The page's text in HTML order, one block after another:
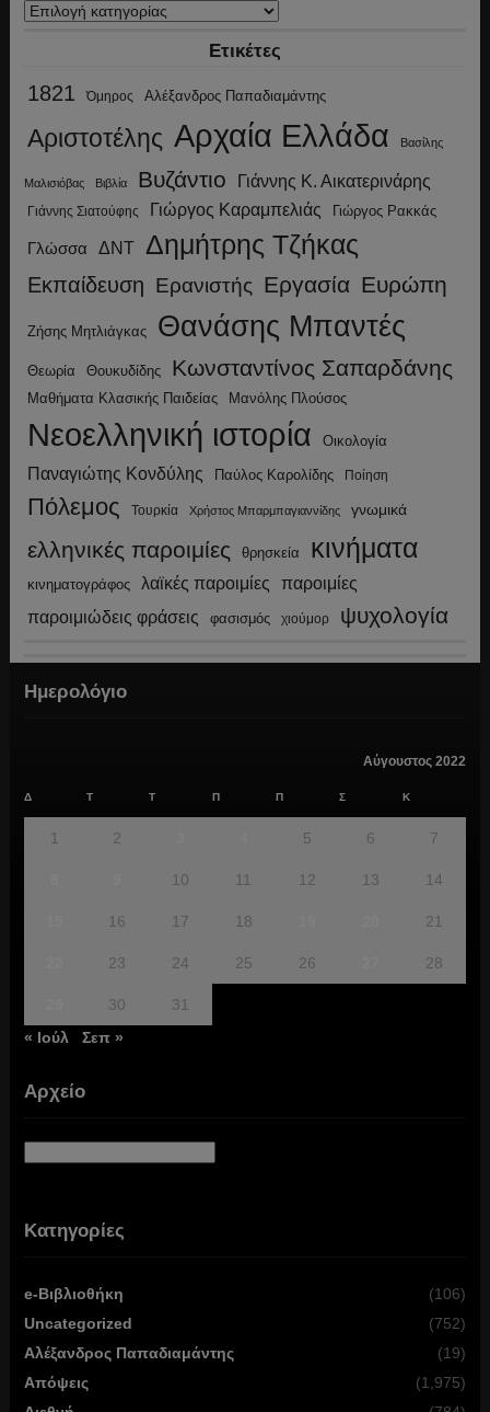
Κατηγορίες
Ετικέτες
1821 Όμηρος Αλέξανδρος Παπαδιαμάντης
Αριστοτέλης Αρχαία Ελλάδα Βασίλης
Μαλισιόβας Βιβλία Βυζάντιο Γιάννης Κ. Αικατερινάρης
Γιάννης Σιατούφης Γιώργος Καραμπελιάς Γιώργος Ρακκάς
Γλώσσα ΔΝΤ Δημήτρης Τζήκας
Εκπαίδευση Ερανιστής Εργασία Ευρώπη
Ζήσης Μητλιάγκας Θανάσης Μπαντές
Θεωρία Θουκυδίδης Κωνσταντίνος Σαπαρδάνης
Μαθήματα Κλασικής Παιδείας Μανόλης Πλούσος
Νεοελληνική ιστορία Οικολογία
Παναγιώτης Κονδύλης Παύλος Καρολίδης Ποίηση
Πόλεμος Τουρκία Χρήστος Μπαρμπαγιαννίδης γνωμικά
ελληνικές παροιμίες θρησκεία κινήματα
κινηματογράφος λαϊκές παροιμίες παροιμίες
παροιμιώδεις φράσεις φασισμός χιούμορ ψυχολογία
Ημερολόγιο
Αύγουστος 2022
Δ Τ Τ Π Π Σ Κ
1 2 5 6 7
10 11 12 13 14
16 17 18 21
23 24 25 26 28
30
31
« Ιούλ
Σεπ »
Αρχείο
Κατηγορίες
e-Βιβλιοθήκη
(106)
Uncategorized
(752)
Αλέξανδρος Παπαδιαμάντης
(19)
Απόψεις
(1,975)